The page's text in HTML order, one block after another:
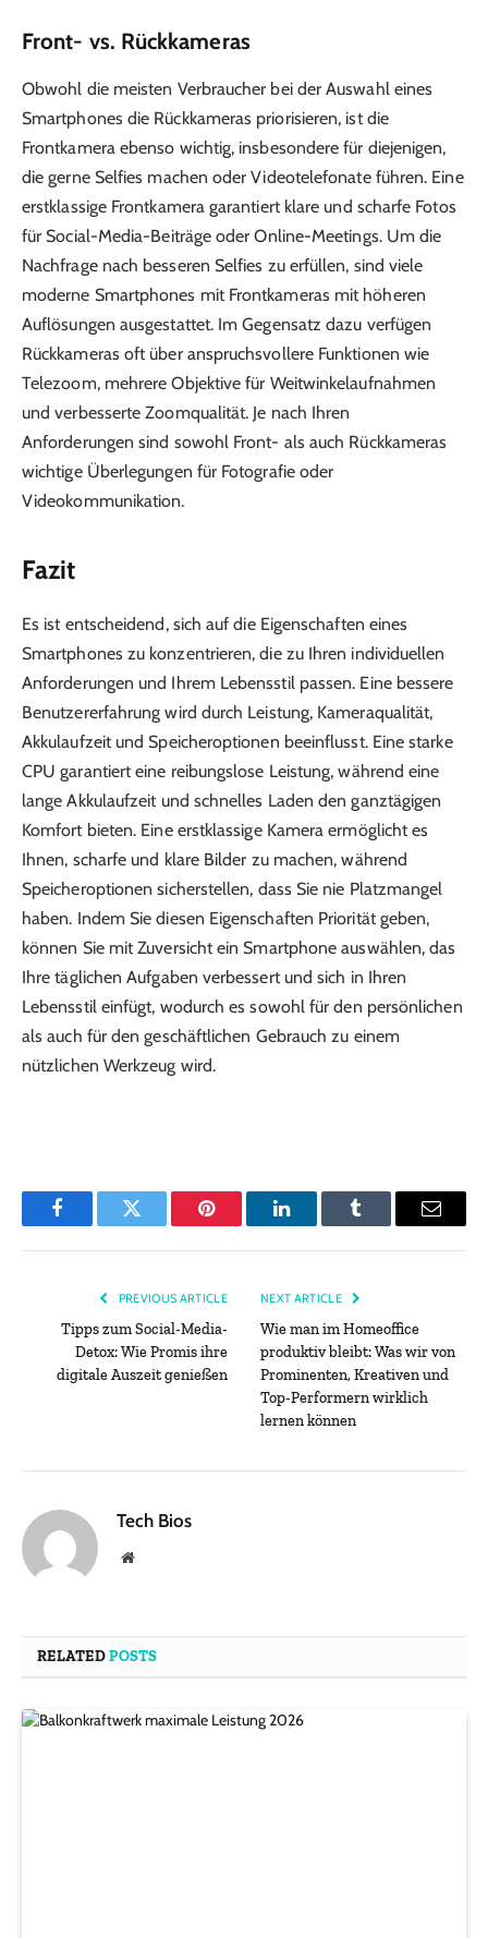
Front- vs. Rückkameras
Obwohl die meisten Verbraucher bei der Auswahl eines
Smartphones die Rückkameras priorisieren, ist die
Frontkamera ebenso wichtig, insbesondere für diejenigen,
die gerne Selfies machen oder Videotelefonate führen. Eine
erstklassige Frontkamera garantiert klare und scharfe Fotos
für Social-Media-Beiträge oder Online-Meetings. Um die
Nachfrage nach besseren Selfies zu erfüllen, sind viele
moderne Smartphones mit Frontkameras mit höheren
Auflösungen ausgestattet. Im Gegensatz dazu verfügen
Rückkameras oft über anspruchsvollere Funktionen wie
Telezoom, mehrere Objektive für Weitwinkelaufnahmen
und verbesserte Zoomqualität. Je nach Ihren
Anforderungen sind sowohl Front- als auch Rückkameras
wichtige Überlegungen für Fotografie oder
Videokommunikation.
Fazit
Es ist entscheidend, sich auf die Eigenschaften eines
Smartphones zu konzentrieren, die zu Ihren individuellen
Anforderungen und Ihrem Lebensstil passen. Eine bessere
Benutzererfahrung wird durch Leistung, Kameraqualität,
Akkulaufzeit und Speicheroptionen beeinflusst. Eine starke
CPU garantiert eine reibungslose Leistung, während eine
lange Akkulaufzeit und schnelles Laden den ganztägigen
Komfort bieten. Eine erstklassige Kamera ermöglicht es
Ihnen, scharfe und klare Bilder zu machen, während
Speicheroptionen sicherstellen, dass Sie nie Platzmangel
haben. Indem Sie diesen Eigenschaften Priorität geben,
können Sie mit Zuversicht ein Smartphone auswählen, das
Ihre täglichen Aufgaben verbessert und sich in Ihren
Lebensstil einfügt, wodurch es sowohl für den persönlichen
als auch für den geschäftlichen Gebrauch zu einem
nützlichen Werkzeug wird.
FacebookTwitter Pinterest LinkedInTumblr Email
PREVIOUS ARTICLE
Tipps zum Social-Media-
Detox: Wie Promis ihre
digitale Auszeit genießen
NEXT ARTICLE
Wie man im Homeoffice
produktiv bleibt: Was wir von
Prominenten, Kreativen und
Top-Performern wirklich
lernen können
Tech Bios
Website
RELATEDPOSTS